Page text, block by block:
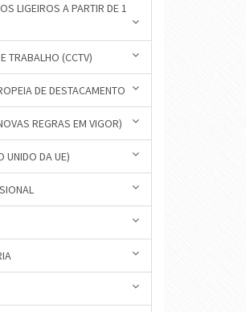
LIGEIROS A PARTIR DE 1
TRABALHO (CCTV)
DE DESTACAMENTO
REGRAS EM VIGOR)
UNIDO DA UE)